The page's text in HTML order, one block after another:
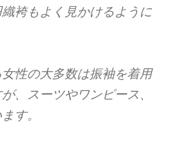
袴もよく見かけるように
性の大多数は振袖を着用
、スーツやワンピース、
す。